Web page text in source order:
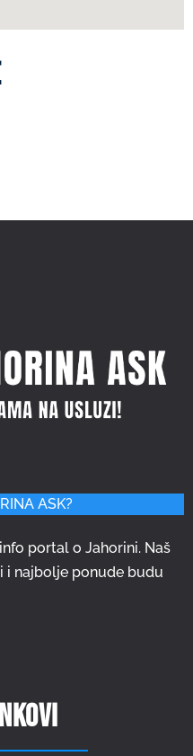
ASK?
portal o Jahorini. Naš
i najbolje ponude budu